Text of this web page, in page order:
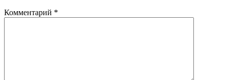
Комментарий *